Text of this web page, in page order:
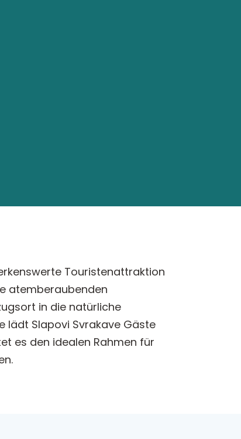
Touristenattraktion
atemberaubenden
in die natürliche
lädt Slapovi Svrakave Gäste
es den idealen Rahmen für